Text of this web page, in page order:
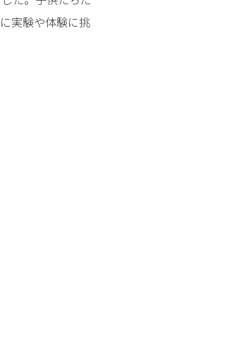
実験や体験に挑